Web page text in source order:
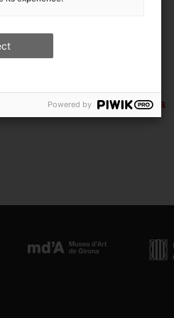
iconografia musical de catalunya
Powered by